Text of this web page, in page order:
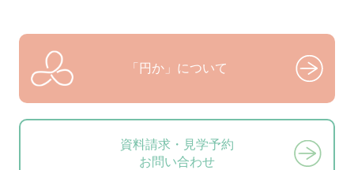
「円か」について
資料請求・見学予約
お問い合わせ